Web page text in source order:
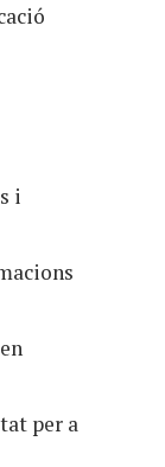
i
per a